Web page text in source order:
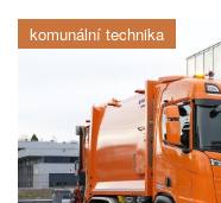
komunální technika